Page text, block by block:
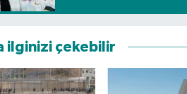
ilginizi çekebilir